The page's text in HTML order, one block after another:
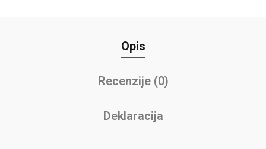
Opis
Recenzije (0)
Deklaracija